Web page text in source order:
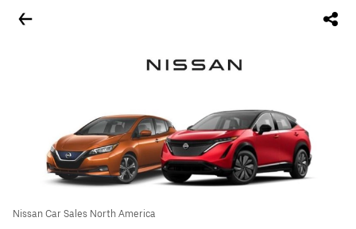
Nissan Car Sales North America